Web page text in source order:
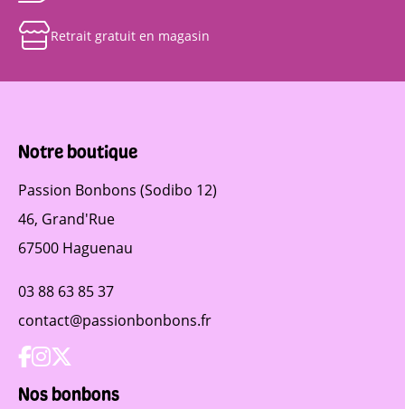
Retrait gratuit en magasin
Notre boutique
Passion Bonbons (Sodibo 12)
46, Grand'Rue
67500 Haguenau
03 88 63 85 37
contact@passionbonbons.fr
Nos bonbons